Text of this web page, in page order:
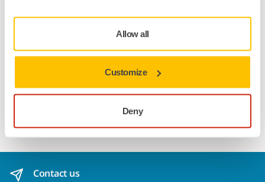
Allow all
Customize
Deny
beschermpad voor 77mm steunpads. Mirka's
beschermpads zijn ontworpen om de steunschijf te
beschermen tegen slijtage wanneer er agressief en continu
geschuurd wordt met netproducten. Deze kosteneffectieve
beschermpads, die tussen het steunplateau en de
schuurschijf worden geplaatst, moeten regelmatig worden
Contact us